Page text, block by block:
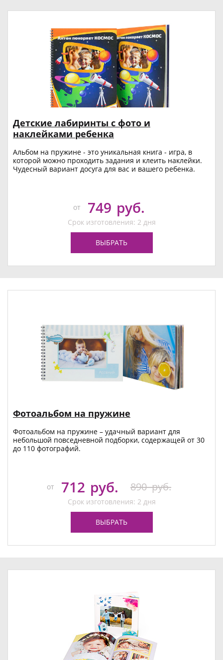
Детские лабиринты с фото и
наклейками ребенка
Альбом на пружине - это уникальная книга - игра, в
которой можно проходить задания и клеить наклейки.
Чудесный вариант досуга для вас и вашего ребенка.
от 749 руб.
Срок изготовления: 2 дня
ВЫБРАТЬ
Фотоальбом на пружине
Фотоальбом на пружине – удачный вариант для
небольшой повседневной подборки, содержащей от 30
до 110 фотографий.
от 712 руб. 890 руб.
Срок изготовления: 2 дня
ВЫБРАТЬ